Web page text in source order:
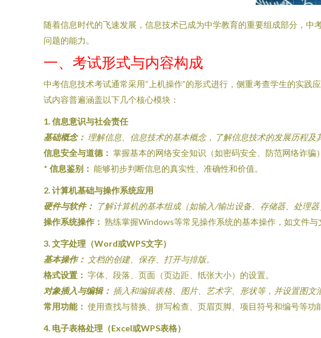
随着信息时代的飞速发展，信息技术已成为中学教育的重要组成部分，
问题的能力。
一、考试形式与内容构成
中考信息技术考试通常采用“上机操作”的形式进行，侧重考查学生的实
试内容普遍涵盖以下几个核心模块：
1. 信息意识与社会责任
基础概念： 理解信息、信息技术的基本概念，了解信息技术的发展历程及
信息安全与道德： 掌握基本的网络安全知识（如密码安全、防范网络诈骗
* 信息鉴别： 能够初步判断信息的真实性、准确性和价值。
2. 计算机基础与操作系统应用
硬件与软件： 了解计算机的基本组成（如输入/输出设备、存储器、处理器
操作系统操作： 熟练掌握Windows等常见操作系统的基本操作，如文件
3. 文字处理（Word或WPS文字）
基本操作： 文档的创建、保存、打开与排版。
格式设置： 字体、段落、页面（页边距、纸张大小）的设置。
对象插入与编辑： 插入和编辑表格、图片、艺术字、形状等，并设置图文
常用功能： 使用查找与替换、拼写检查、页眉页脚、项目符号和编号等功
4. 电子表格处理（Excel或WPS表格）